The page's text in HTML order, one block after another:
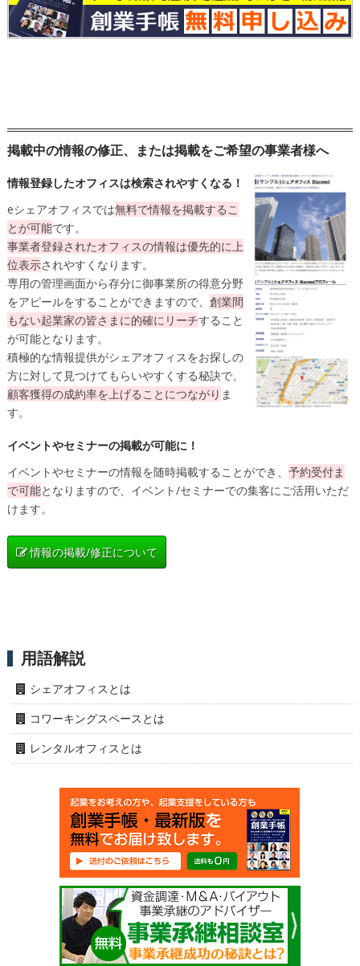
掲載中の情報の修正、または掲載をご希望の事業者様へ
情報登録したオフィスは検索されやすくなる！
eシェアオフィスでは無料で情報を掲載するこ
とが可能です。
事業者登録されたオフィスの情報は優先的に上
位表示されやすくなります。
専用の管理画面から存分に御事業所の得意分野
をアピールをすることができますので、 創業間
もない起業家の皆さまに的確にリーチすること
が可能となります。
積極的な情報提供がシェアオフィスをお探しの
方に対して見つけてもらいやすくする秘訣で、
顧客獲得の成約率を上げることにつながり ま
す。
イベントやセミナーの掲載が可能に！
イベントやセミナーの情報を随時掲載することができ、 予約受付ま
で可能となりますので、イベント/セミナーでの集客にご活用いただ
けます。
情報の掲載/修正について
用語解説
シェアオフィスとは
コワーキングスペースとは
レンタルオフィスとは